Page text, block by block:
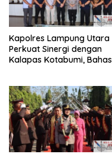
Kapolres Lampung Utara
Perkuat Sinergi dengan
Kalapas Kotabumi, Bahas